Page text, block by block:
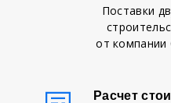
Поставки
от компании
Расчет